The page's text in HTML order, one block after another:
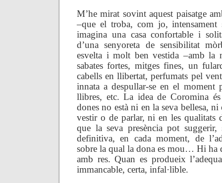
M’he mirat sovint aquest paisatge
–que el troba, com jo,
imagina una casa confortable i
d’una senyoreta de sensibilitat
esvelta i molt ben vestida –amb la
sabates fortes, mitges fines, un
cabells en llibertat, perfumats pel
innata a despullar-se en el moment
llibres, etc. La idea de Coromina
dones no està ni en la seva bellesa, ni
vestir o de parlar, ni en les qualitats
que la seva presència pot
definitiva, en cada moment, de
sobre la qual la dona es mou… Hi ha
amb res. Quan es produeix
immancable, certa, infal·lible.